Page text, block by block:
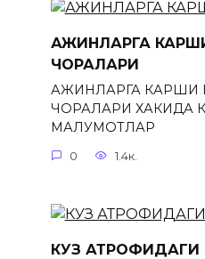
АЖИНЛАРГА
ЧОРАЛАРИ
АЖИНЛАРГА КАРШИ
ЧОРАЛАРИ ХАКИДА
МАЛУМОТЛАР
0 1.4к.
КУЗ АТРОФИДАГИ